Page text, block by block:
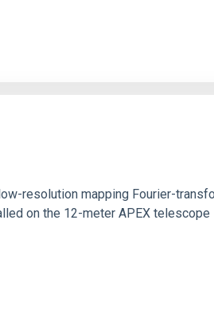
resolution mapping Fourier-
on the 12-meter APEX telescope